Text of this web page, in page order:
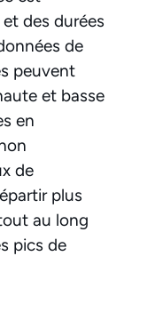
des durées
de
peuvent
et basse
en
de
plus
au long
pics de